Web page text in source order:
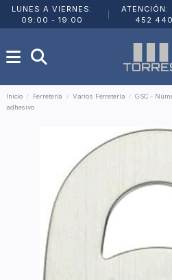
LUNES A VIERNES:
09:00 - 19:00
ATENCIÓN:
452 440
Inicio Ferretería Varios Ferretería
GSC -
adhesivo